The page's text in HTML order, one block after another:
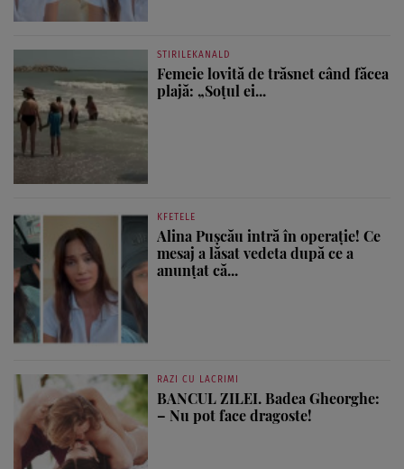
STIRILEKANALD
Femeie lovită de trăsnet când făcea
plajă: „Soțul ei...
KFETELE
Alina Pușcău intră în operație! Ce
mesaj a lăsat vedeta după ce a
anunțat că...
RAZI CU LACRIMI
BANCUL ZILEI. Badea Gheorghe:
– Nu pot face dragoste!